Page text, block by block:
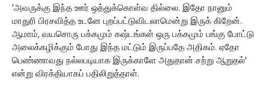
'அவருக்கு இந்த ஊர் ஒத்துக்கொள்வ தில்லை. இதோ நானும்
மாதுரி பிரசவித்த உடனே புறப்பட்டுவிடலாமென்று இருக் கிறேன்.
ஆமாம், வயசொரு பக்கமும் கஷ்டங்கள் ஒரு பக்கமும் பங்கு போட்டு
அலைக்கழிக்கும் போது இந்த மட்டும் இருப்பதே அதிகம். ஏதோ
பெண்ணாவது நல்லபடியாக இருக்காளே அதுதான் சற்று ஆறுதல்'
என்று விரக்தியாகப் பதிலிறுத்தாள்.